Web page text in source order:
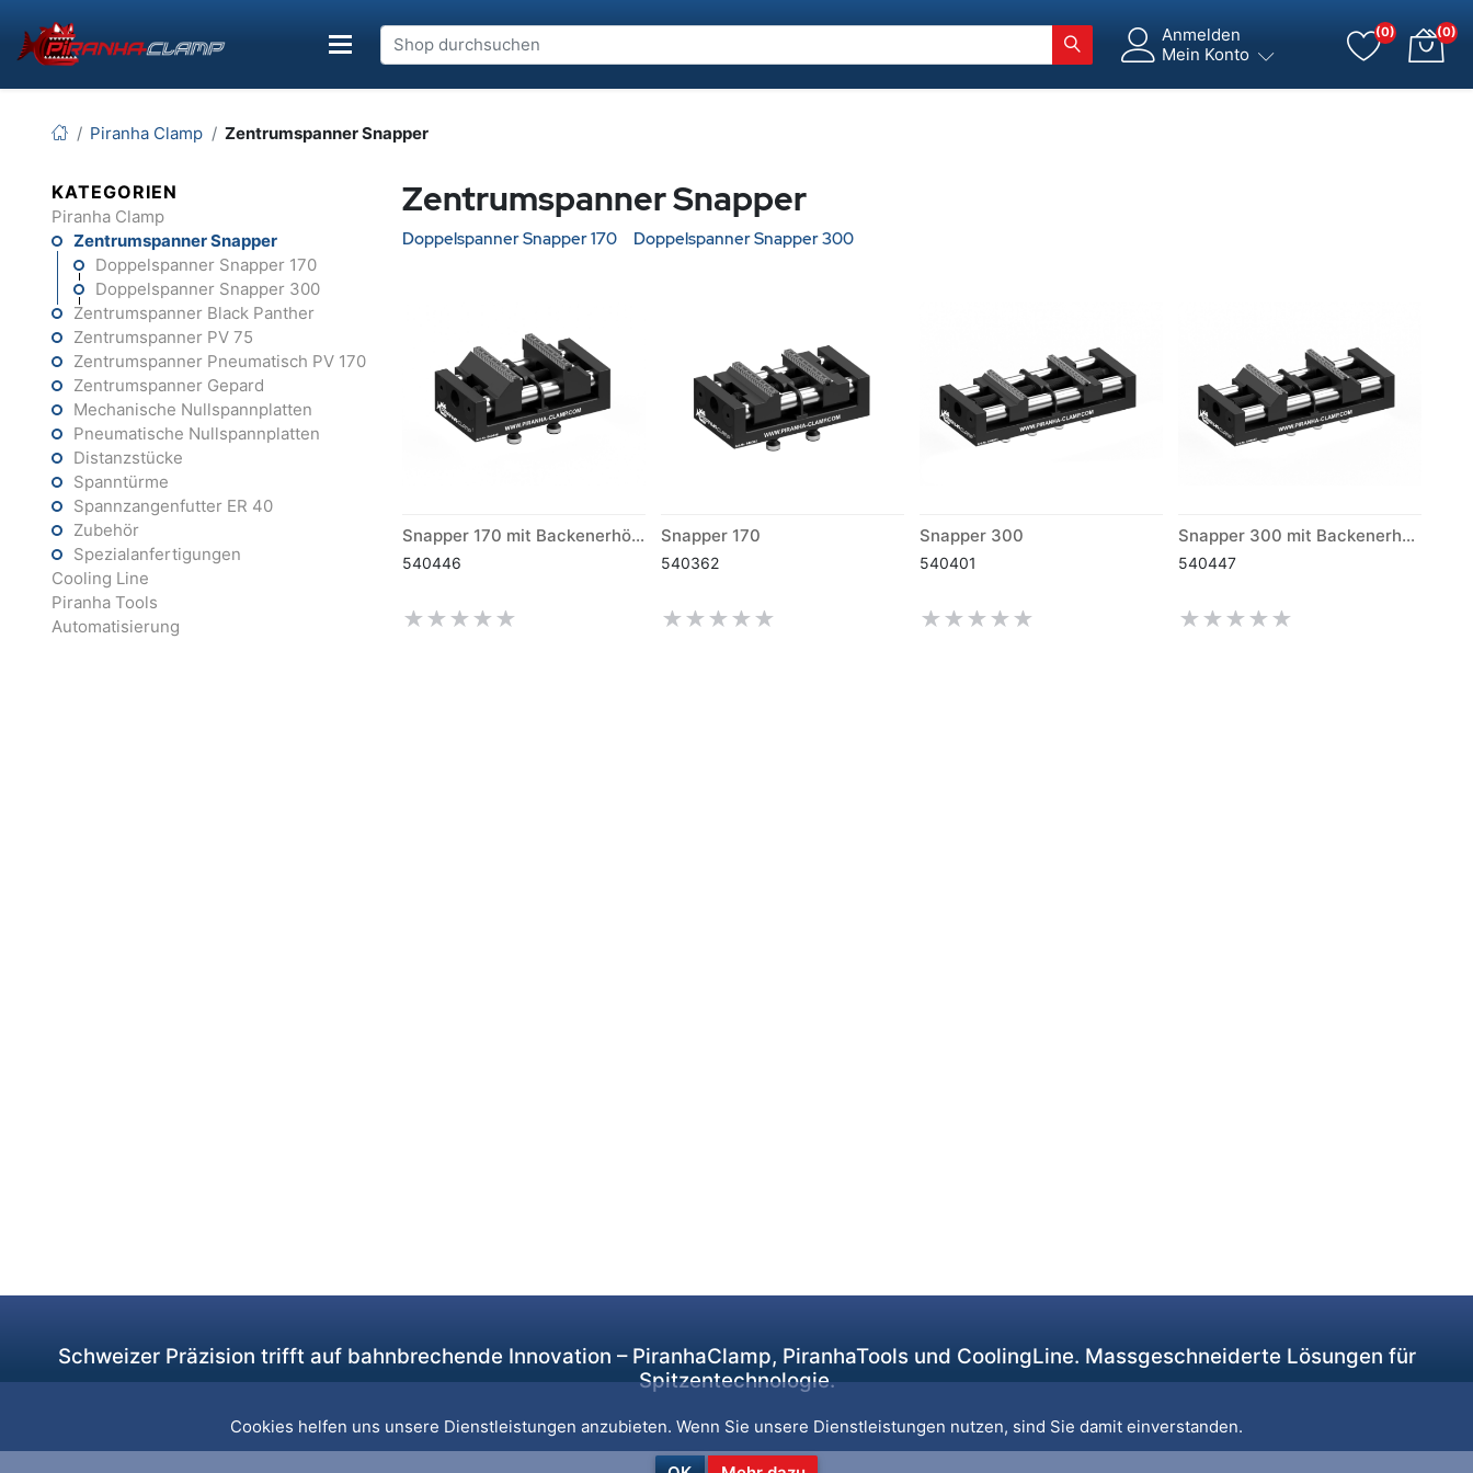
Anmelden
Mein Konto
(0) (0)
Piranha Clamp Zentrumspanner Snapper
KATEGORIEN
Piranha Clamp
Zentrumspanner Snapper
Doppelspanner Snapper 170
Doppelspanner Snapper 300
Zentrumspanner Black Panther
Zentrumspanner PV 75
Zentrumspanner Pneumatisch PV 170
Zentrumspanner Gepard
Mechanische Nullspannplatten
Pneumatische Nullspannplatten
Distanzstücke
Spanntürme
Spannzangenfutter ER 40
Zubehör
Spezialanfertigungen
Cooling Line
Piranha Tools
Automatisierung
Zentrumspanner Snapper
Doppelspanner Snapper 170 Doppelspanner Snapper 300
Snapper 170 mit Backenerhöhung +10mm
540446
Snapper 170
540362
Snapper 300
540401
Snapper 300 mit Backenerhöhung +10mm
540447
Schweizer Präzision trifft auf bahnbrechende Innovation – PiranhaClamp, PiranhaTools und CoolingLine. Massgeschneiderte Lösungen für
Spitzentechnologie.
Cookies helfen uns unsere Dienstleistungen anzubieten. Wenn Sie unsere Dienstleistungen nutzen, sind Sie damit einverstanden.